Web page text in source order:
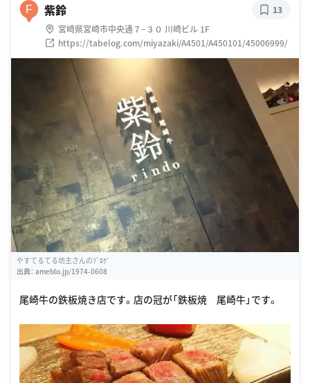
F 紫鈴
宮崎県宮崎市中央通７−３０ 川崎ビル 1F
https://tabelog.com/miyazaki/A4501/A450101/45006999/
13
やすてるてる坊主さんのﾌﾞﾛｸﾞ
出典： ameblo.jp/1974-0608
尾崎牛の鉄板焼き店です。店の冠が「鉄板焼 尾崎牛」です。